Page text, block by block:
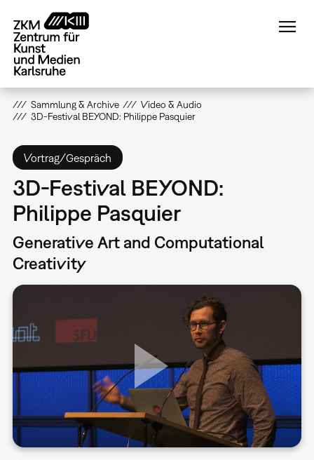
zum
Inhalt
Sammlung & Archive
Video & Audio
3D-Festival BEYOND: Philippe Pasquier
Vortrag/Gespräch
3D-Festival BEYOND:
Philippe Pasquier
Generative Art and Computational
Creativity